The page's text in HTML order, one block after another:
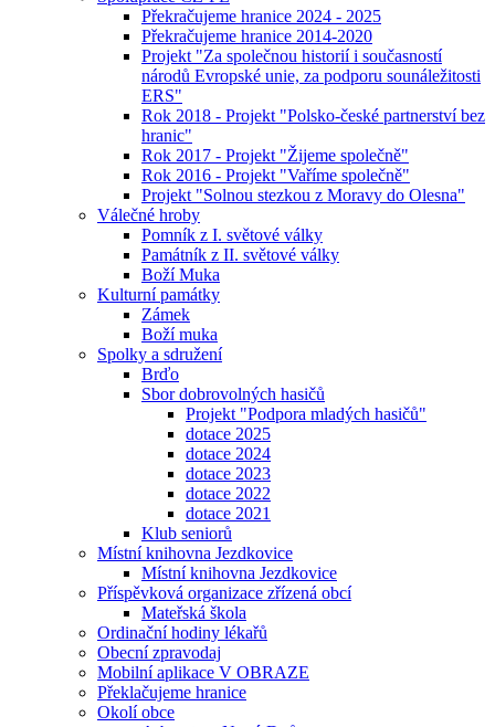
Překračujeme hranice 2024 - 2025
Překračujeme hranice 2014-2020
Projekt "Za společnou historií i současností
národů Evropské unie, za podporu sounáležitosti
ERS"
Rok 2018 - Projekt "Polsko-české partnerství bez
hranic"
Rok 2017 - Projekt "Žijeme společně"
Rok 2016 - Projekt "Vaříme společně"
Projekt "Solnou stezkou z Moravy do Olesna"
Válečné hroby
Pomník z I. světové války
Památník z II. světové války
Boží Muka
Kulturní památky
Zámek
Boží muka
Spolky a sdružení
Brďo
Sbor dobrovolných hasičů
Projekt "Podpora mladých hasičů"
dotace 2025
dotace 2024
dotace 2023
dotace 2022
dotace 2021
Klub seniorů
Místní knihovna Jezdkovice
Místní knihovna Jezdkovice
Příspěvková organizace zřízená obcí
Mateřská škola
Ordinační hodiny lékařů
Obecní zpravodaj
Mobilní aplikace V OBRAZE
Překlačujeme hranice
Okolí obce